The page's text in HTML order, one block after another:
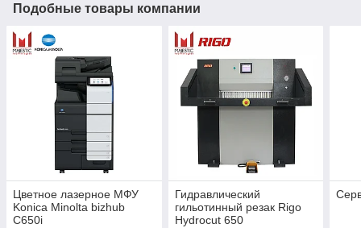
Подобные товары компании
Цветное лазерное МФУ
Konica Minolta bizhub
C650i
Гидравлический
гильотинный резак Rigo
Hydrocut 650